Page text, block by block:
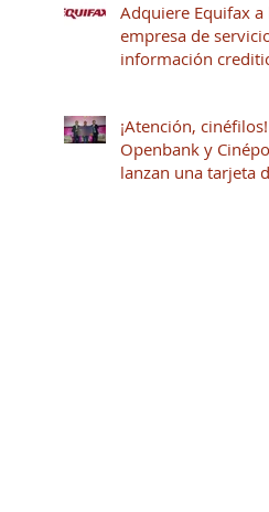
Adquiere Equifax a
empresa de
información
¡Atención, cinéfilos!
Openbank y
lanzan una tarjeta